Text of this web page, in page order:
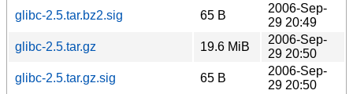
glibc-2.5.tar.bz2.sig
65 B
2006-Sep-
29 20:49
glibc-2.5.tar.gz
19.6 MiB
2006-Sep-
29 20:50
glibc-2.5.tar.gz.sig
65 B
2006-Sep-
29 20:50